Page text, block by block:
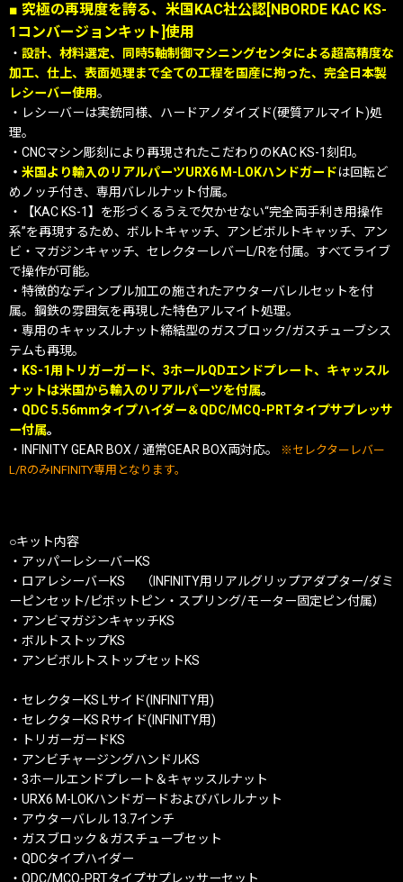
■ 究極の再現度を誇る、米国KAC社公認[NBORDE KAC KS-
1コンバージョンキット]使用
・ 設計、材料選定、同時5軸制御マシニングセンタによる超高精度な
加工、仕上、表面処理まで全ての工程を国産に拘った、完全日本製
レシーバー使用。
・レシーバーは実銃同様、ハードアノダイズド(硬質アルマイト)処
理。
・CNCマシン彫刻により再現されたこだわりのKAC KS-1刻印。
・ 米国より輸入のリアルパーツURX6 M-LOKハンドガードは回転ど
めノッチ付き、専用バレルナット付属。
・【KAC KS-1】を形づくるうえで欠かせない“完全両手利き用操作
系”を再現するため、ボルトキャッチ、アンビボルトキャッチ、アン
ビ・マガジンキャッチ、セレクターレバーL/Rを付属。すべてライブ
で操作が可能。
・特徴的なディンプル加工の施されたアウターバレルセットを付
属。鋼鉄の雰囲気を再現した特色アルマイト処理。
・専用のキャッスルナット締結型のガスブロック/ガスチューブシス
テムも再現。
・ KS-1用トリガーガード、3ホールQDエンドプレート、キャッスル
ナットは米国から輸入のリアルパーツを付属。
・ QDC 5.56mmタイプハイダー＆QDC/MCQ-PRTタイプサプレッサ
ー付属。
・INFINITY GEAR BOX / 通常GEAR BOX両対応。
※セレクターレバー
L/RのみINFINITY専用となります。
○キット内容
・アッパーレシーバーKS
・ロアレシーバーKS （INFINITY用リアルグリップアダプター/ダミ
ーピンセット/ピボットピン・スプリング/モーター固定ピン付属）
・アンビマガジンキャッチKS
・ボルトストップKS
・アンビボルトストップセットKS
・セレクターKS Lサイド(INFINITY用)
・セレクターKS Rサイド(INFINITY用)
・トリガーガードKS
・アンビチャージングハンドルKS
・3ホールエンドプレート＆キャッスルナット
・URX6 M-LOKハンドガードおよびバレルナット
・アウターバレル 13.7インチ
・ガスブロック＆ガスチューブセット
・QDCタイプハイダー
・QDC/MCQ-PRTタイプサプレッサーセット